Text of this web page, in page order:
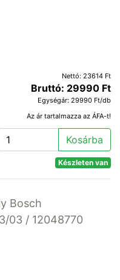
Nettó: 23614 Ft
Bruttó: 29990 Ft
Egységár: 29990 Ft/db
Az ár tartalmazza az ÁFA-t!
Kosárba
Készleten van
Bosch
03 / 12048770